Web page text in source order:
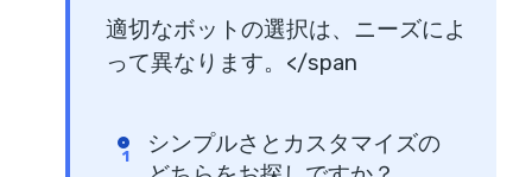
適切なボットの選択は、ニーズによ
って異なります。</span
シンプルさとカスタマイズの